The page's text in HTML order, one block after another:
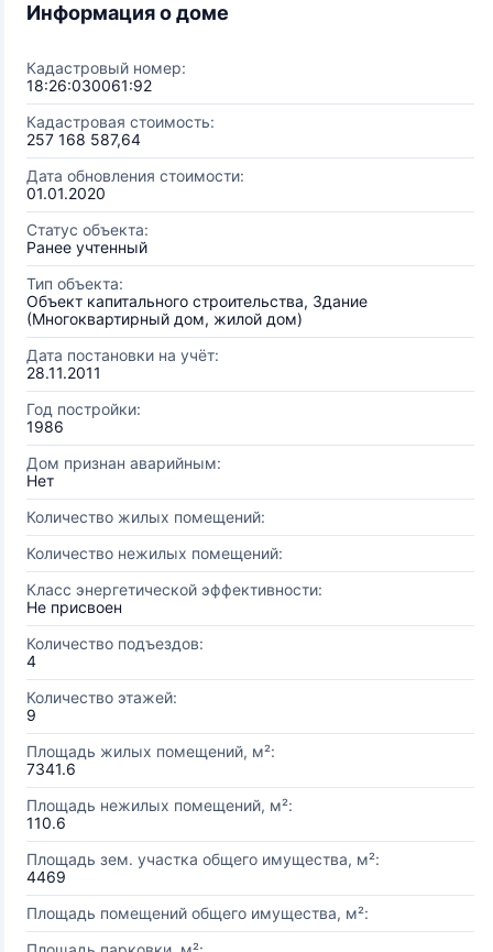
Информация о доме
Кадастровый номер:
18:26:030061:92
Кадастровая стоимость:
257 168 587,64
Дата обновления стоимости:
01.01.2020
Статус объекта:
Ранее учтенный
Тип объекта:
Объект капитального строительства, Здание
(Многоквартирный дом, жилой дом)
Дата постановки на учёт:
28.11.2011
Год постройки:
1986
Дом признан аварийным:
Нет
Количество жилых помещений:
Количество нежилых помещений:
Класс энергетической эффективности:
Не присвоен
Количество подъездов:
4
Количество этажей:
9
Площадь жилых помещений, м²:
7341.6
Площадь нежилых помещений, м²:
110.6
Площадь зем. участка общего имущества, м²:
4469
Площадь помещений общего имущества, м²: